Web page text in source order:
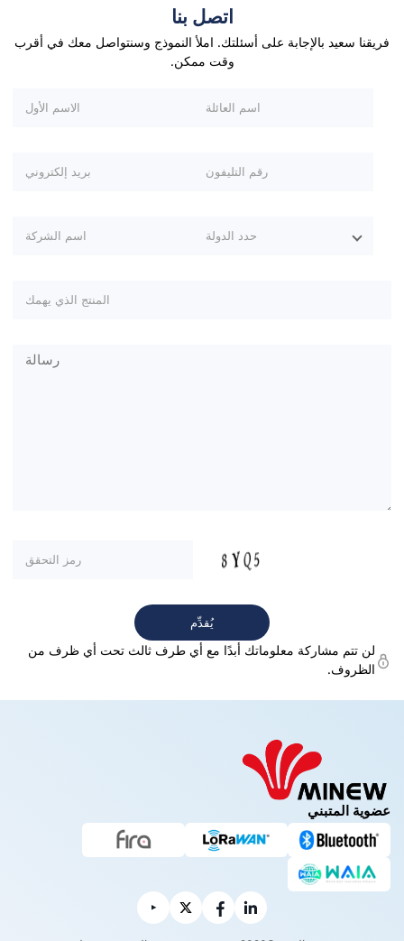
اتصل بنا
فريقنا سعيد بالإجابة على أسئلتك. املأ النموذج وسنتواصل معك في أقرب
وقت ممكن.
لن تتم مشاركة معلوماتك أبدًا مع أي طرف ثالث تحت أي ظرف من
الظروف.
عضوية المتبني